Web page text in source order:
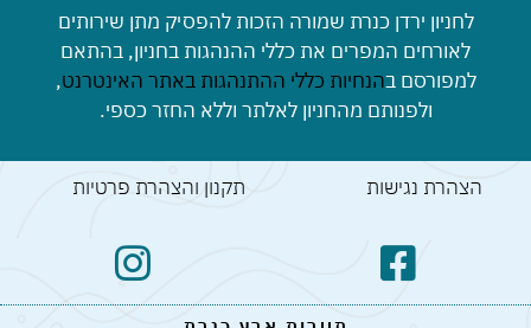
לחניון ירדן כנרת שמורה הזכות להפסיק מתן שירותים
לאורחים המפרים את כללי ההנהגות בחניון, בהתאם
למפורסם בהנחיות כללי ההתנהגות באתר האינטרנט,
ולפנותם מהחניון לאלתר וללא החזר כספי.
הצהרת נגישות תקנון והצהרת פרטיות